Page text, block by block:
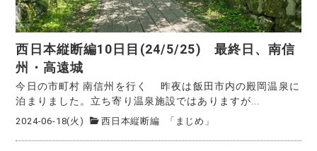
西日本縦断編10日目(24/5/25) 最終日、南信
州・高遠城
今日の市町村 南信州を行く 昨夜は飯田市内の殿岡温泉に
泊まりました。立ち寄り温泉施設ではありますが...
2024-06-18(火) 西日本縦断編 「まじめ」